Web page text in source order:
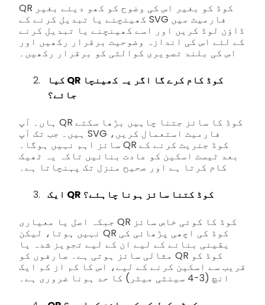
QR کوڈ کو بغیر اس کی وضوح کو کھو دیئے بغیر
کھینچنے یا تبدیل کرنے کے SVG فارمیٹ میں
ڈاؤن لوڈ کریں اور اسے کھینچنے یا تبدیل کرنے
کے لئے اس کی اندازہ وضوحیت برقرار رکھیں اور
اس کی بلند تصویری کوالٹی کو برقرار رکھیں۔
کیا QR کوڈ کام کرے گا اگر یہ کھینچا
جائے؟
ہاں۔ آپ QR کوڈ کا سائز جتنا چاہیں بڑھا سکتے
ہیں۔ جب تک آپ SVG فارمیٹ استعمال کریں،
سائز اہم نہیں ہوگا۔ QR کوڈ جنریٹ کرنے کے
بعد ٹیسٹ اسکین کو عادت بنائیں تاکہ یہ ٹھیک
کام کرتا ہے اور صحیح منزل تک پہنچاتا ہے۔
ایک QR کوڈ کتنا سائز ہونا چاہئے؟
جبکہ اصل یا معیاری QR کوڈ کا کوئی خاص سائز
نہیں ہوتا، لیکن QR کوڈ کی اچھی پڑھائی کی
یقینی بنانے کے لیے ان کے لیے تجویز شدہ یا
مثالی سائز ہوتی ہے۔ صارفوں کو QR کوڈ کو
قریب سے اسکین کرنے کے لیے، اس کا کم از کم ایک
انچ (3-4 سینٹی میٹر) کا حد ہونا ضروری ہے۔